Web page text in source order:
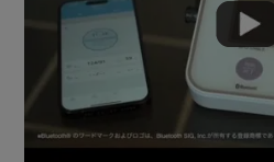
専用のACアダプタ(AX-TB233-
さい。
※火災・感電・故障の原因になり